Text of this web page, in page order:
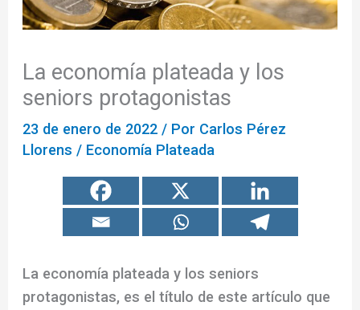
La economía plateada y los
seniors protagonistas
23 de enero de 2022 / Por Carlos Pérez
Llorens / Economía Plateada
La economía plateada y los seniors
protagonistas, es el título de este artículo que